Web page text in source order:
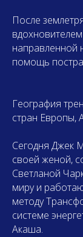
После
направленной
помощь
География
стран Европы,
Сегодня Джек
своей женой,
Светланой
миру и
методу
системе
Акаша.